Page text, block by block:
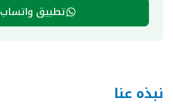
تطبيق واتساب
نبذه عنا